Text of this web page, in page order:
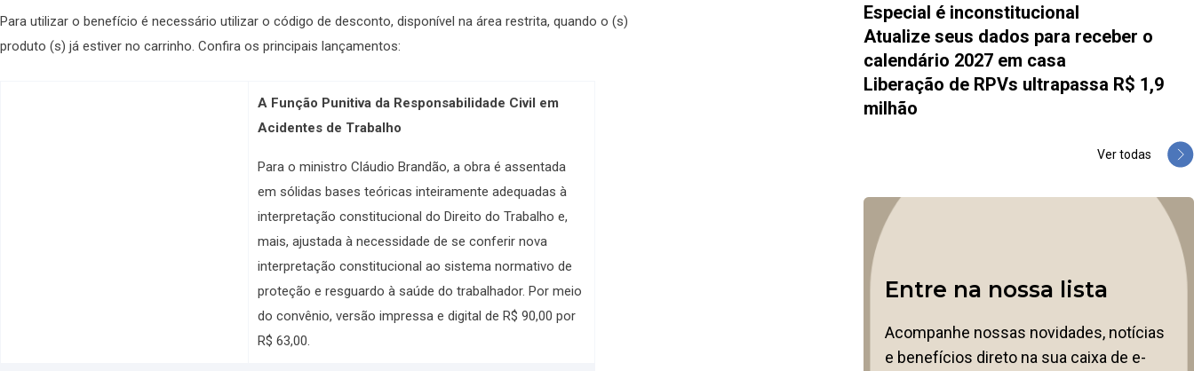
Para utilizar o benefício é necessário utilizar o código de desconto, disponível na área restrita, quando o (s)
produto (s) já estiver no carrinho. Confira os principais lançamentos:
A Função Punitiva da Responsabilidade Civil em
Acidentes de Trabalho
Para o ministro Cláudio Brandão, a obra é assentada
em sólidas bases teóricas inteiramente adequadas à
interpretação constitucional do Direito do Trabalho e,
mais, ajustada à necessidade de se conferir nova
interpretação constitucional ao sistema normativo de
proteção e resguardo à saúde do trabalhador. Por meio
do convênio, versão impressa e digital de R$ 90,00 por
R$ 63,00.
Especial é inconstitucional
Atualize seus dados para receber o
calendário 2027 em casa
Liberação de RPVs ultrapassa R$ 1,9
milhão
Ver todas
Entre na nossa lista
Acompanhe nossas novidades, notícias
e benefícios direto na sua caixa de e-